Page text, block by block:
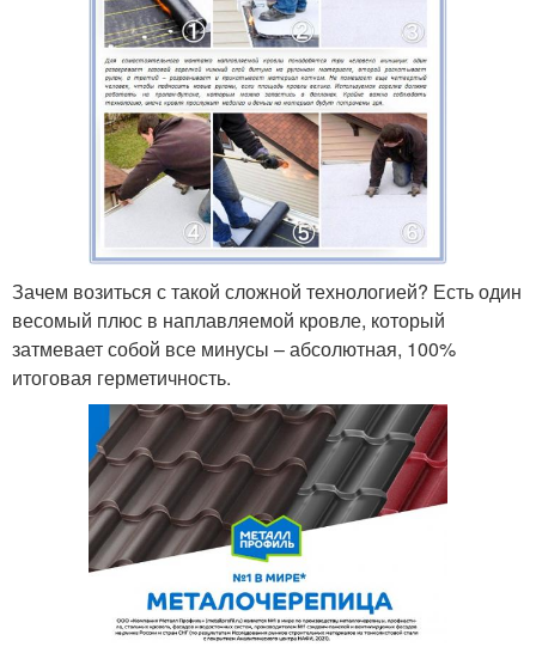
Зачем возиться с такой сложной технологией? Есть один
весомый плюс в наплавляемой кровле, который
затмевает собой все минусы – абсолютная, 100%
итоговая герметичность.